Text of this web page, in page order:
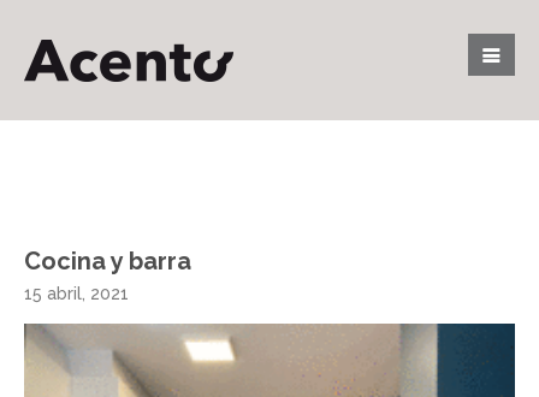
Cocina y barra
15 abril, 2021